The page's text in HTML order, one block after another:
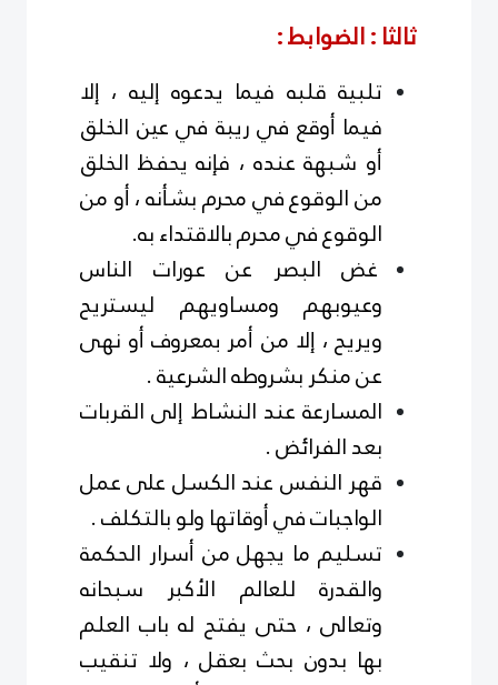
ثالثا : الضوابط :
تلبية قلبه فيما يدعوه إليه ، إلا
فيما أوقع في ريبة في عين الخلق
أو شبهة عنده ، فإنه يحفظ الخلق
من الوقوع في محرم بشأنه ، أو من
الوقوع في محرم بالاقتداء به.
غض البصر عن عورات الناس
وعيوبهم ومساويهم ليستريح
ويريح ، إلا من أمر بمعروف أو نهى
عن منكر بشروطه الشرعية .
المسارعة عند النشاط إلى القربات
بعد الفرائض .
قهر النفس عند الكسل على عمل
الواجبات في أوقاتها ولو بالتكلف .
تسليم ما يجهل من أسرار الحكمة
والقدرة للعالم الأكبر سبحانه
وتعالى ، حتى يفتح له باب العلم
بها بدون بحث بعقل ، ولا تنقيب